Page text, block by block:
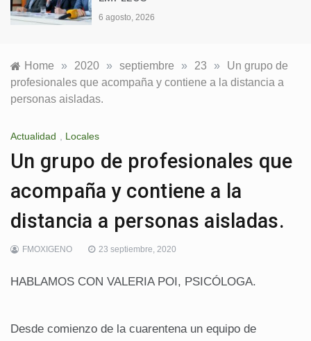
Home » 2020 » septiembre » 23 »
Un grupo de
profesionales que acompaña y contiene a la distancia a
personas aisladas.
Actualidad , Locales
Un grupo de profesionales que
acompaña y contiene a la
distancia a personas aisladas.
FMOXIGENO 23 septiembre, 2020
HABLAMOS CON VALERIA POI, PSICÓLOGA.
Desde comienzo de la cuarentena un equipo de